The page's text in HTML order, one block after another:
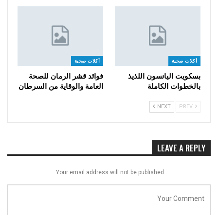
أكلات صحية
بسكويت اليانسون اللذيذ
بالخطوات الكاملة
أكلات صحية
فوائد قشر الرمان للصحة
العامة والوقاية من السرطان
NEXT
LEAVE A REPLY
Your email address will not be published.